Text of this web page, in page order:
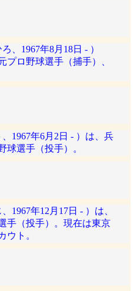
、1967年8月18日 - ）
プロ野球選手（捕手）、
1967年6月2日 - ）は、兵
球選手（投手）。
1967年12月17日 - ）は、
手（投手）。現在は東京
ウト。